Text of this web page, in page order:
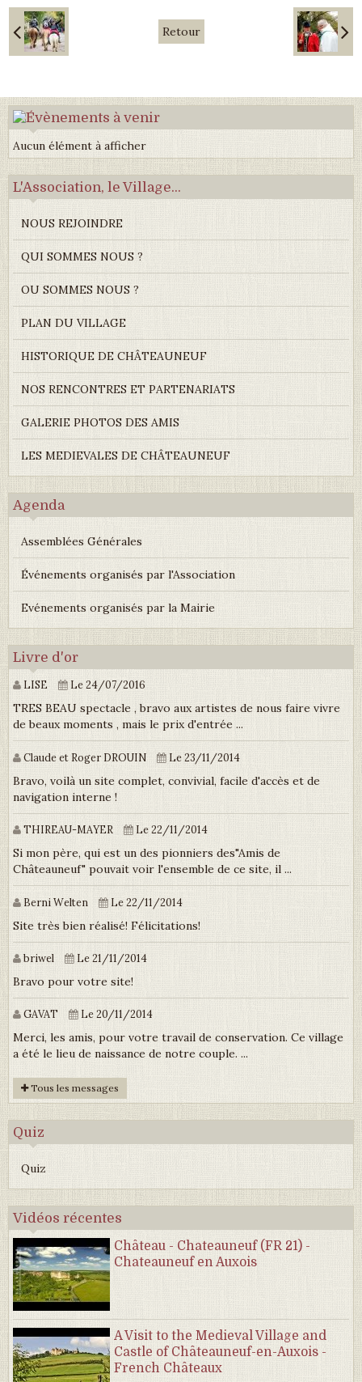
Retour
Aucun élément à afficher
L'Association, le Village...
NOUS REJOINDRE
QUI SOMMES NOUS ?
OU SOMMES NOUS ?
PLAN DU VILLAGE
HISTORIQUE DE CHÂTEAUNEUF
NOS RENCONTRES ET PARTENARIATS
GALERIE PHOTOS DES AMIS
LES MEDIEVALES DE CHÂTEAUNEUF
Agenda
Assemblées Générales
Événements organisés par l'Association
Evénements organisés par la Mairie
Livre d'or
LISE Le 24/07/2016
TRES BEAU spectacle , bravo aux artistes de nous faire vivre
de beaux moments , mais le prix d'entrée ...
Claude et Roger DROUIN Le 23/11/2014
Bravo, voilà un site complet, convivial, facile d'accès et de
navigation interne !
THIREAU-MAYER Le 22/11/2014
Si mon père, qui est un des pionniers des"Amis de
Châteauneuf" pouvait voir l'ensemble de ce site, il ...
Berni Welten Le 22/11/2014
Site très bien réalisé! Félicitations!
briwel Le 21/11/2014
Bravo pour votre site!
GAVAT Le 20/11/2014
Merci, les amis, pour votre travail de conservation. Ce village
a été le lieu de naissance de notre couple. ...
Tous les messages
Quiz
Quiz
Vidéos récentes
Château - Chateauneuf (FR 21) -
Chateauneuf en Auxois
A Visit to the Medieval Village and
Castle of Châteauneuf-en-Auxois -
French Châteaux